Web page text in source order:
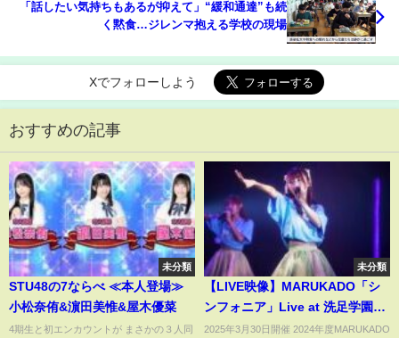
「話したい気持ちもあるが抑えて」“緩和通達”も続
く黙食…ジレンマ抱える学校の現場
Xでフォローしよう
おすすめの記事
未分類
STU48の7ならべ ≪本人登場≫
小松奈侑&濵田美惟&屋木優菜
4期生と初エンカウントが まさかの３人同
未分類
【LIVE映像】MARUKADO「シ
ンフォニア」Live at 洗足学園音
楽大学ビッグマウス 2024年度卒
2025年3月30日開催 2024年度MARUKADO